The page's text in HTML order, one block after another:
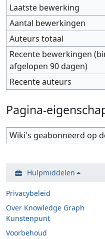
Laatste bewerking
Aantal bewerkingen
Auteurs totaal
Recente bewerkingen
afgelopen 90 dagen)
Recente auteurs
Pagina-
Wiki's geabonneerd op
Hulpmiddelen
Privacybeleid
Over Knowledge Graph
Kunstenpunt
Voorbehoud